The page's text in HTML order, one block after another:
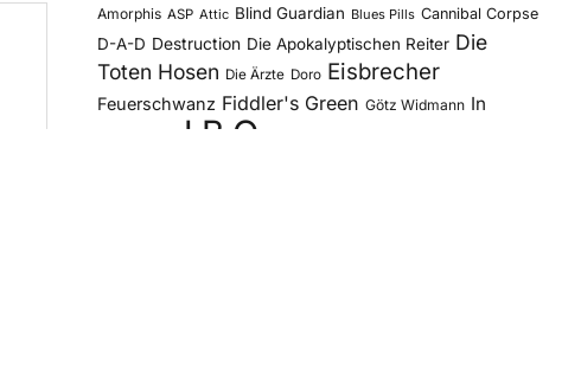
Amorphis ASP Attic Blind Guardian Blues Pills Cannibal Corpse
D-A-D Destruction Die Apokalyptischen Reiter Die
Toten Hosen Die Ärzte Doro Eisbrecher
Feuerschwanz Fiddler's Green Götz Widmann In
J.B.O.